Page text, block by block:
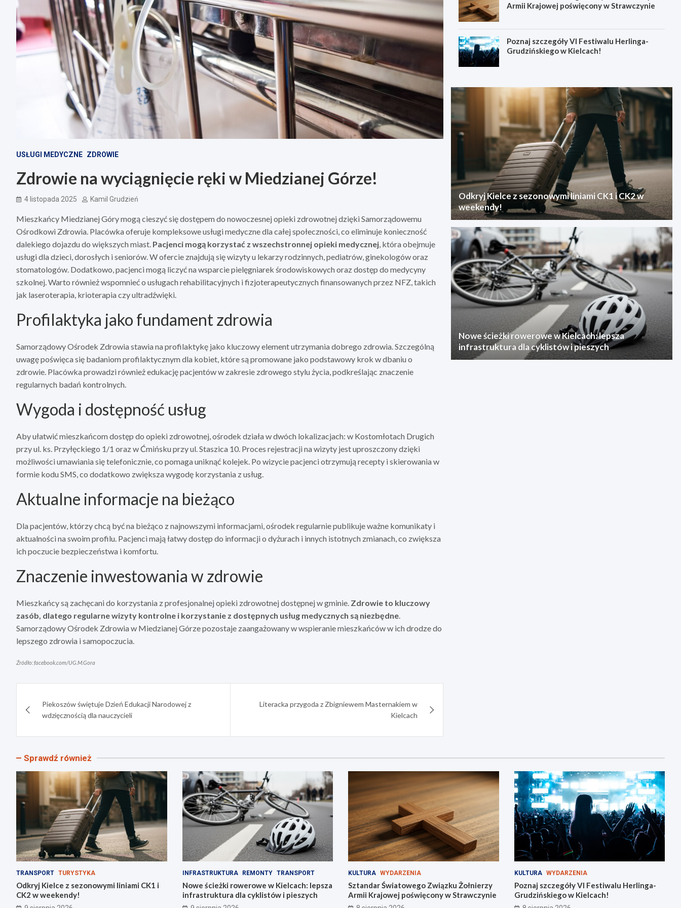
USŁUGI MEDYCZNE ZDROWIE
Zdrowie na wyciągnięcie ręki w Miedzianej Górze!
4 listopada 2025 Kamil Grudzień
Mieszkańcy Miedzianej Góry mogą cieszyć się dostępem do nowoczesnej opieki zdrowotnej dzięki Samorządowemu
Ośrodkowi Zdrowia. Placówka oferuje kompleksowe usługi medyczne dla całej społeczności, co eliminuje konieczność
dalekiego dojazdu do większych miast. Pacjenci mogą korzystać z wszechstronnej opieki medycznej, która obejmuje
usługi dla dzieci, dorosłych i seniorów. W ofercie znajdują się wizyty u lekarzy rodzinnych, pediatrów, ginekologów oraz
stomatologów. Dodatkowo, pacjenci mogą liczyć na wsparcie pielęgniarek środowiskowych oraz dostęp do medycyny
szkolnej. Warto również wspomnieć o usługach rehabilitacyjnych i fizjoterapeutycznych finansowanych przez NFZ, takich
jak laseroterapia, krioterapia czy ultradźwięki.
Profilaktyka jako fundament zdrowia
Samorządowy Ośrodek Zdrowia stawia na profilaktykę jako kluczowy element utrzymania dobrego zdrowia. Szczególną
uwagę poświęca się badaniom profilaktycznym dla kobiet, które są promowane jako podstawowy krok w dbaniu o
zdrowie. Placówka prowadzi również edukację pacjentów w zakresie zdrowego stylu życia, podkreślając znaczenie
regularnych badań kontrolnych.
Wygoda i dostępność usług
Aby ułatwić mieszkańcom dostęp do opieki zdrowotnej, ośrodek działa w dwóch lokalizacjach: w Kostomłotach Drugich
przy ul. ks. Przyłęckiego 1/1 oraz w Ćmińsku przy ul. Staszica 10. Proces rejestracji na wizyty jest uproszczony dzięki
możliwości umawiania się telefonicznie, co pomaga uniknąć kolejek. Po wizycie pacjenci otrzymują recepty i skierowania w
formie kodu SMS, co dodatkowo zwiększa wygodę korzystania z usług.
Aktualne informacje na bieżąco
Dla pacjentów, którzy chcą być na bieżąco z najnowszymi informacjami, ośrodek regularnie publikuje ważne komunikaty i
aktualności na swoim profilu. Pacjenci mają łatwy dostęp do informacji o dyżurach i innych istotnych zmianach, co zwiększa
ich poczucie bezpieczeństwa i komfortu.
Znaczenie inwestowania w zdrowie
Mieszkańcy są zachęcani do korzystania z profesjonalnej opieki zdrowotnej dostępnej w gminie. Zdrowie to kluczowy
zasób, dlatego regularne wizyty kontrolne i korzystanie z dostępnych usług medycznych są niezbędne.
Samorządowy Ośrodek Zdrowia w Miedzianej Górze pozostaje zaangażowany w wspieranie mieszkańców w ich drodze do
lepszego zdrowia i samopoczucia.
Źródło: facebook.com/UG.M.Gora
wpisuPiekoszów świętuje Dzień Edukacji Narodowej z
wdzięcznością dla nauczycieli
Literacka przygoda z Zbigniewem Masternakiem w
Kielcach
Armii Krajowej poświęcony w Strawczynie
Poznaj szczegóły VI Festiwalu Herlinga-
Grudzińskiego w Kielcach!
Odkryj Kielce z sezonowymi liniami CK1 i CK2 w
weekendy!
Nowe ścieżki rowerowe w Kielcach: lepsza
infrastruktura dla cyklistów i pieszych
Sprawdź również
TRANSPORT TURYSTYKA
Odkryj Kielce z sezonowymi liniami CK1 i
CK2 w weekendy!
INFRASTRUKTURA REMONTY TRANSPORT
Nowe ścieżki rowerowe w Kielcach: lepsza
infrastruktura dla cyklistów i pieszych
KULTURA WYDARZENIA
Sztandar Światowego Związku Żołnierzy
Armii Krajowej poświęcony w Strawczynie
KULTURA WYDARZENIA
Poznaj szczegóły VI Festiwalu Herlinga-
Grudzińskiego w Kielcach!